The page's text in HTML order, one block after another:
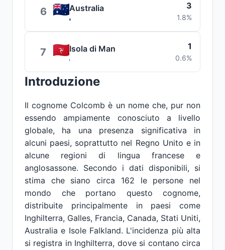
6 Australia 3
1.8%
7 Isola di Man 1
0.6%
Introduzione
Il cognome Colcomb è un nome che, pur non
essendo ampiamente conosciuto a livello
globale, ha una presenza significativa in
alcuni paesi, soprattutto nel Regno Unito e in
alcune regioni di lingua francese e
anglosassone. Secondo i dati disponibili, si
stima che siano circa 162 le persone nel
mondo che portano questo cognome,
distribuite principalmente in paesi come
Inghilterra, Galles, Francia, Canada, Stati Uniti,
Australia e Isole Falkland. L'incidenza più alta
si registra in Inghilterra, dove si contano circa